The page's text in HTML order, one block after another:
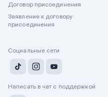
Договор присоединения
Заявление к договору
присоединения
Социальные сети
Написать в чат с поддержкой